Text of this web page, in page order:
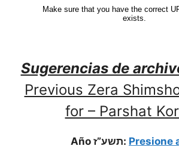
Sugerencias de
Previous Zera
for – Parshat
Año תשע”ז: Presione